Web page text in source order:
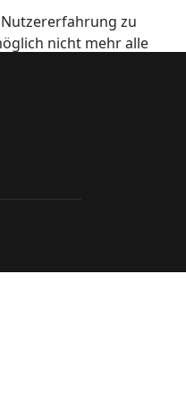
zu
nicht mehr alle